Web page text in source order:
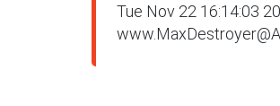
Tue Nov 22 16:14:03